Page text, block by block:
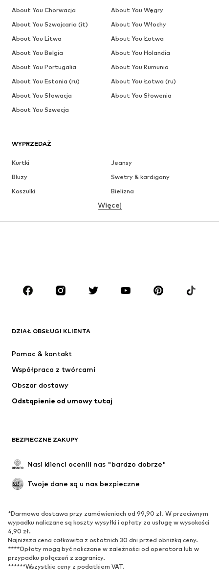
WYPRZEDAŻ
Kurtki
Jeansy
Bluzy
Swetry & kardigany
Koszulki
Bielizna
Koszule
ODZIEŻ
Kurtki
Garnitury & marynarki
Moda plażowa
Specjalne okazje
Ekskluzywne
BUTY
Nowości
Półbuty
Buty sportowe
SPORT
Odzież sportowa
Dziedziny sportowe
Buty sportowe
Akcesoria sportowe
Więcej
DZIAŁ OBSŁUGI KLIENTA
Pomoc & kontakt
Współpraca z twórcami
Obszar dostawy
Odstąpienie od umowy tutaj
BEZPIECZNE ZAKUPY
Nasi klienci ocenili nas "bardzo dobrze"
Twoje dane są u nas bezpieczne
*Darmowa dostawa przy zamówieniach od 99,90 zł. W przeciwnym
wypadku naliczane są koszty wysyłki i opłaty za usługę w wysokości
4,90 zł.
Najniższa cena całkowita z ostatnich 30 dni przed obniżką ceny.
****Opłaty mogą być naliczane w zależności od operatora lub w
przypadku połączeń z zagranicy.
******Wszystkie ceny z podatkiem VAT.
About You Chorwacja
About You Węgry
About You Szwajcaria (it)
About You Włochy
About You Litwa
About You Łotwa
About You Belgia
About You Holandia
About You Portugalia
About You Rumunia
About You Estonia (ru)
About You Łotwa (ru)
About You Słowacja
About You Słowenia
About You Szwecja